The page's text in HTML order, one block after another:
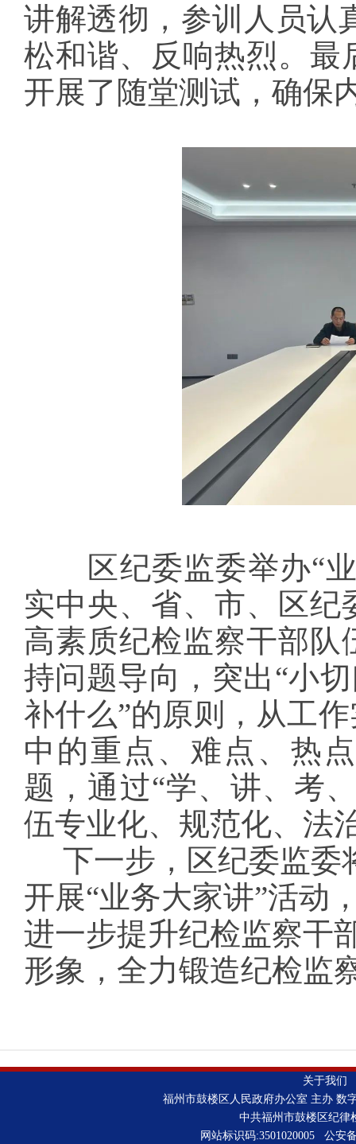
讲解透彻，参训人员认
松和谐、反响热烈。最
开展了随堂测试，确保
区纪委监委举办“业
实中央、省、市、区
高素质纪检监察干部
持问题导向，突出“小
补什么”的原则，从工
中的重点、难点、热
题，通过“学、讲、考
伍专业化、规范化、
下一步，区纪委监委
开展“业务大家讲”活动
进一步提升纪检监察干
形象，全力锻造纪检监
关于我们
福州市鼓楼区人民政府办公室 主办 数
中共福州市鼓楼区纪
网站标识码:3501020005 公安